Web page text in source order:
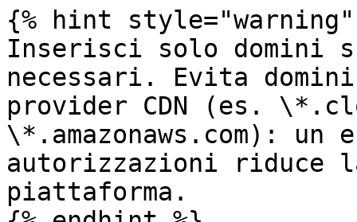
{% hint style="warning"
Inserisci solo domini
necessari. Evita
provider CDN (es.
\*.amazonaws.com): un
autorizzazioni riduce
piattaforma.